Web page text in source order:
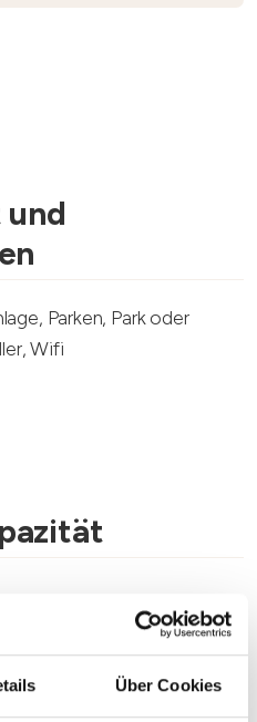
Über Cookies
Parken, Park oder
Wifi